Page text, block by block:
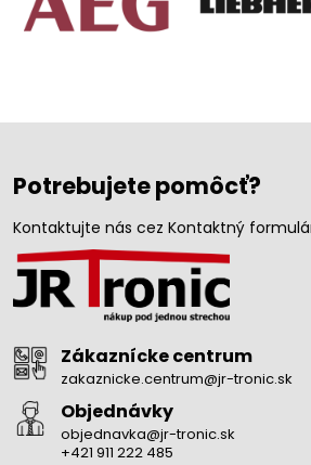
Potrebujete pomôcť?
Kontaktujte nás cez Kontaktný
Zákaznícke centrum
zakaznicke.centrum@jr-tronic.sk
Objednávky
objednavka@jr-tronic.sk
+421 911 222 485